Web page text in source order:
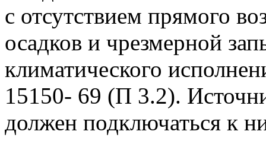
с отсутствием прямого
осадков и чрезмерной
климатического
15150- 69 (П 3.2).
должен подключаться к